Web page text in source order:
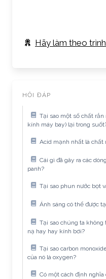
Hãy làm theo
HỎI ĐÁP
Tại sao một số chất
kính máy bay) lại trong
Acid mạnh nhất là chất
Cái gì đã gây ra các
panh?
Tại sao phun nước bọt
Ánh sáng có thể được
Tại sao chúng ta
nạ hay hay kính bơi?
Tại sao carbon
của nó là oxygen?
Có một cách định